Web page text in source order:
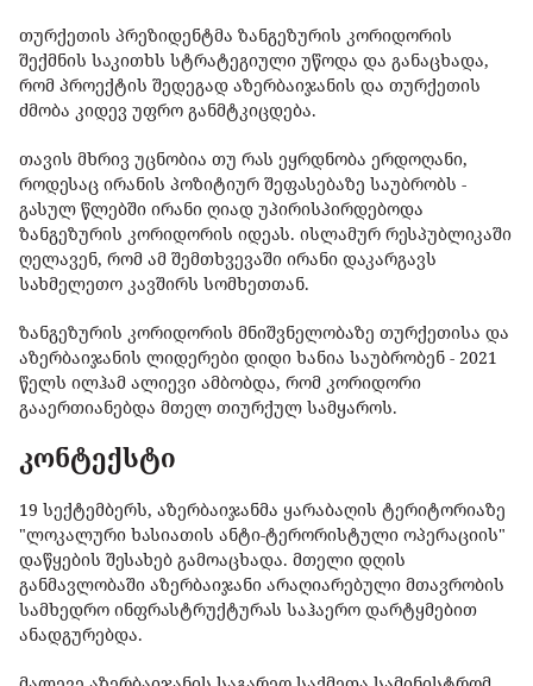
თურქეთის პრეზიდენტმა ზანგეზურის კორიდორის
შექმნის საკითხს სტრატეგიული უწოდა და განაცხადა,
რომ პროექტის შედეგად აზერბაიჯანის და თურქეთის
ძმობა კიდევ უფრო განმტკიცდება.
თავის მხრივ უცნობია თუ რას ეყრდნობა ერდოღანი,
როდესაც ირანის პოზიტიურ შეფასებაზე საუბრობს -
გასულ წლებში ირანი ღიად უპირისპირდებოდა
ზანგეზურის კორიდორის იდეას. ისლამურ რესპუბლიკაში
ღელავენ, რომ ამ შემთხვევაში ირანი დაკარგავს
სახმელეთო კავშირს სომხეთთან.
ზანგეზურის კორიდორის მნიშვნელობაზე თურქეთისა და
აზერბაიჯანის ლიდერები დიდი ხანია საუბრობენ - 2021
წელს ილჰამ ალიევი ამბობდა, რომ კორიდორი
გააერთიანებდა მთელ თიურქულ სამყაროს.
კონტექსტი
19 სექტემბერს, აზერბაიჯანმა ყარაბაღის ტერიტორიაზე
"ლოკალური ხასიათის ანტი-ტერორისტული ოპერაციის"
დაწყების შესახებ გამოაცხადა. მთელი დღის
განმავლობაში აზერბაიჯანი არაღიარებული მთავრობის
სამხედრო ინფრასტრუქტურას საჰაერო დარტყმებით
ანადგურებდა.